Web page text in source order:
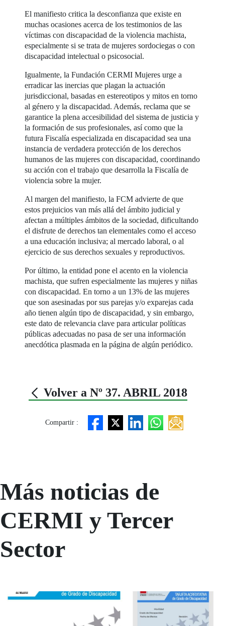
El manifiesto critica la desconfianza que existe en
muchas ocasiones acerca de los testimonios de las
víctimas con discapacidad de la violencia machista,
especialmente si se trata de mujeres sordociegas o con
discapacidad intelectual o psicosocial.
Igualmente, la Fundación CERMI Mujeres urge a
erradicar las inercias que plagan la actuación
jurisdiccional, basadas en estereotipos y mitos en torno
al género y la discapacidad. Además, reclama que se
garantice la plena accesibilidad del sistema de justicia y
la formación de sus profesionales, así como que la
futura Fiscalía especializada en discapacidad sea una
instancia de verdadera protección de los derechos
humanos de las mujeres con discapacidad, coordinando
su acción con el trabajo que desarrolla la Fiscalía de
violencia sobre la mujer.
Al margen del manifiesto, la FCM advierte de que
estos prejuicios van más allá del ámbito judicial y
afectan a múltiples ámbitos de la sociedad, dificultando
el disfrute de derechos tan elementales como el acceso
a una educación inclusiva; al mercado laboral, o al
ejercicio de sus derechos sexuales y reproductivos.
Por último, la entidad pone el acento en la violencia
machista, que sufren especialmente las mujeres y niñas
con discapacidad. En torno a un 13% de las mujeres
que son asesinadas por sus parejas y/o exparejas cada
año tienen algún tipo de discapacidad, y sin embargo,
este dato de relevancia clave para articular políticas
públicas adecuadas no pasa de ser una información
anecdótica plasmada en la página de algún periódico.
Volver a Nº 37. ABRIL 2018
Compartir :
Más noticias de
CERMI y Tercer
Sector